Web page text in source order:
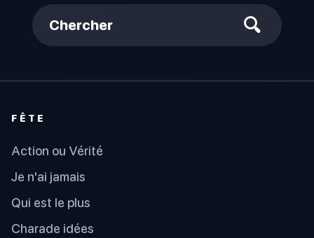
Chercher
FÊTE
Action ou Vérité
Je n'ai jamais
Qui est le plus
Charade idées